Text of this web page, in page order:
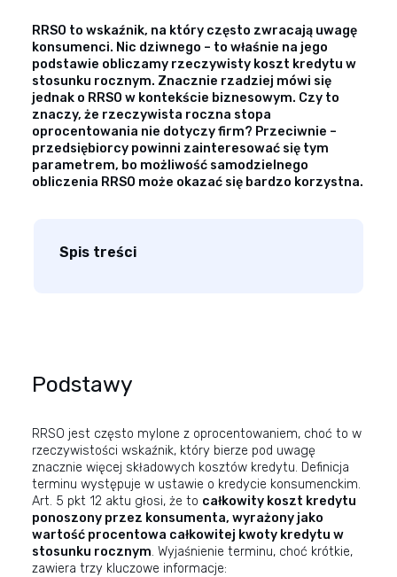
RRSO to wskaźnik, na który często zwracają uwagę
konsumenci. Nic dziwnego – to właśnie na jego
podstawie obliczamy rzeczywisty koszt kredytu w
stosunku rocznym. Znacznie rzadziej mówi się
jednak o RRSO w kontekście biznesowym. Czy to
znaczy, że rzeczywista roczna stopa
oprocentowania nie dotyczy firm? Przeciwnie –
przedsiębiorcy powinni zainteresować się tym
parametrem, bo możliwość samodzielnego
obliczenia RRSO może okazać się bardzo korzystna.
Spis treści
Podstawy
RRSO jest często mylone z oprocentowaniem, choć to w
rzeczywistości wskaźnik, który bierze pod uwagę
znacznie więcej składowych kosztów kredytu. Definicja
terminu występuje w ustawie o kredycie konsumenckim.
Art. 5 pkt 12 aktu głosi, że to całkowity koszt kredytu
ponoszony przez konsumenta, wyrażony jako
wartość procentowa całkowitej kwoty kredytu w
stosunku rocznym. Wyjaśnienie terminu, choć krótkie,
zawiera trzy kluczowe informacje: